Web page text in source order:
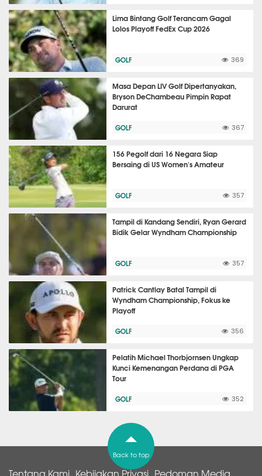
Lima Bintang Golf Terancam Gagal
Lolos Playoff FedEx Cup 2026
GOLF 369
Masa Depan LIV Golf Dipertanyakan,
Bryson DeChambeau Pimpin Rapat
Darurat
GOLF 367
156 Pegolf dari 16 Negara Siap
Bersaing di US Women's Amateur
GOLF 357
Tampil di Kandang Sendiri, Ryan Gerard
Bidik Gelar Wyndham Championship
GOLF 357
Patrick Cantlay Batal Tampil di
Wyndham Championship, Fokus ke
Playoff
GOLF 356
Pelatih Michael Thorbjornsen Ungkap
Kunci Kemenangan Perdana di PGA
Tour
GOLF 352
Back to top
Tentang Kami Kebijakan Privasi Pedoman Media